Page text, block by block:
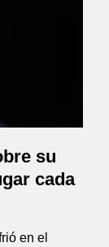
su
cada